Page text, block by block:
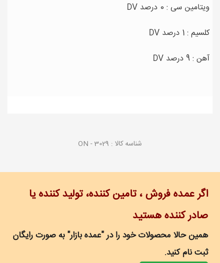
ویتامین سی : 0 درصد DV
کلسیم : 1 درصد DV
آهن : 9 درصد DV
شناسه کالا : ON - 3029
اگر عمده فروش ، تامین کننده، تولید کننده یا
صادر کننده هستید
همین حالا محصولات خود را در "عمده بازار" به صورت رایگان
ثبت نام کنید.